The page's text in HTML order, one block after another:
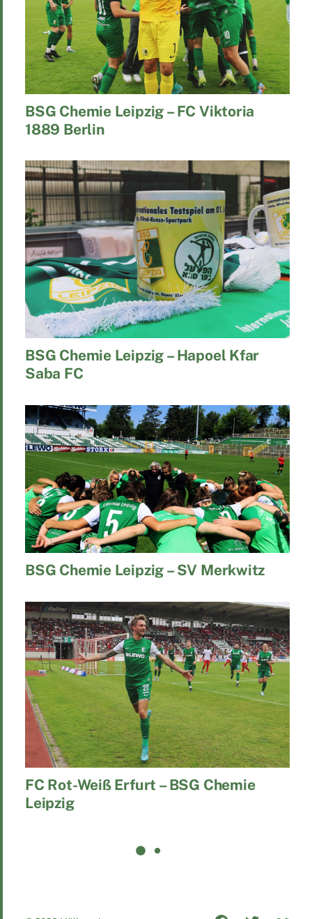
BSG Chemie Leipzig – FC Viktoria
1889 Berlin
BSG Chemie Leipzig – Hapoel Kfar
Saba FC
BSG Chemie Leipzig – SV Merkwitz
FC Rot-Weiß Erfurt – BSG Chemie
Leipzig